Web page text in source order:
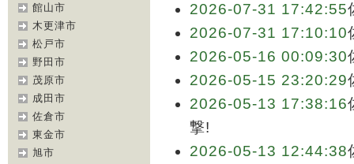
館山市
木更津市
松戸市
野田市
茂原市
成田市
佐倉市
東金市
旭市
2026-07-31 17:42:55
2026-07-31 17:10:10
2026-05-16 00:09:30
2026-05-15 23:20:29
2026-05-13 17:38:16
撃!
2026-05-13 12:44:38